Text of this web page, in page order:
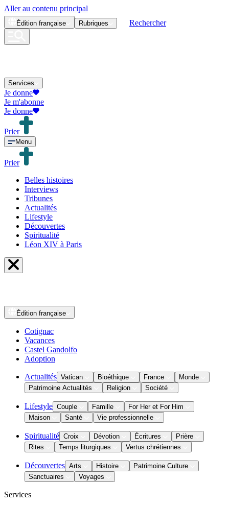
Aller au contenu principal
Édition française Rubriques Rechercher
Services
Je donne
Je m'abonne
Je donne
Prier
Menu
Prier
Belles histoires
Interviews
Tribunes
Actualités
Lifestyle
Découvertes
Spiritualité
Léon XIV à Paris
Édition française
Cotignac
Vacances
Castel Gandolfo
Adoption
Actualités Vatican Bioéthique France
Monde
Patrimoine Actualités
Religion Société
Lifestyle Couple Famille
For Her et For Him
Maison
Santé Vie professionnelle
Spiritualité Croix Dévotion Écritures
Prière
Rites
Temps liturgiques Vertus chrétiennes
Découvertes Arts Histoire
Patrimoine Culture
Sanctuaires
Voyages
Services